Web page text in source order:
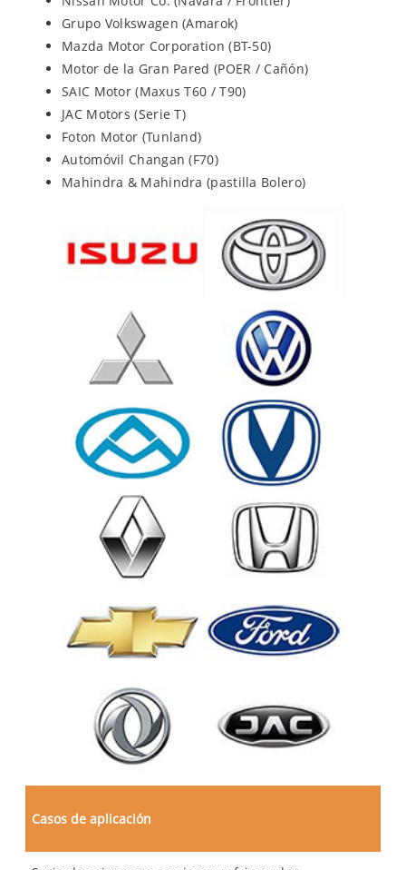
Grupo Volkswagen (Amarok)
Mazda Motor Corporation (BT-50)
Motor de la Gran Pared (POER / Cañón)
SAIC Motor (Maxus T60 / T90)
JAC Motors (Serie T)
Foton Motor (Tunland)
Automóvil Changan (F70)
Mahindra & Mahindra (pastilla Bolero)
Casos de aplicación